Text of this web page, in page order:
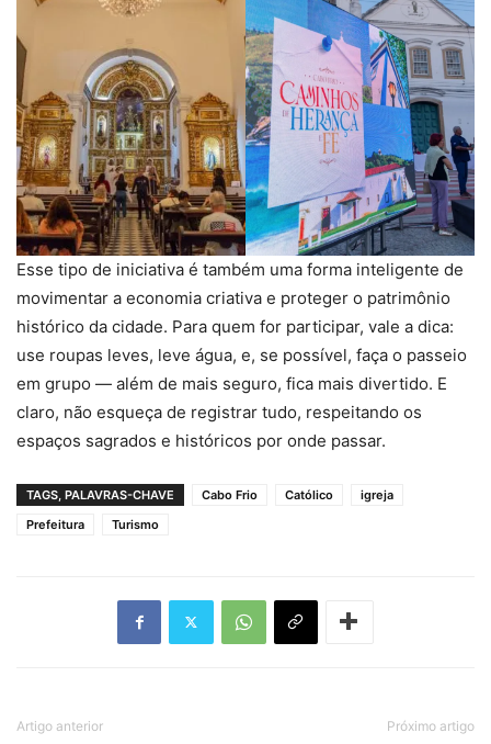
Esse tipo de iniciativa é também uma forma inteligente de
movimentar a economia criativa e proteger o patrimônio
histórico da cidade. Para quem for participar, vale a dica:
use roupas leves, leve água, e, se possível, faça o passeio
em grupo — além de mais seguro, fica mais divertido. E
claro, não esqueça de registrar tudo, respeitando os
espaços sagrados e históricos por onde passar.
TAGS, PALAVRAS-CHAVE Cabo Frio Católico
igreja
Prefeitura
Turismo
Artigo anterior Próximo artigo